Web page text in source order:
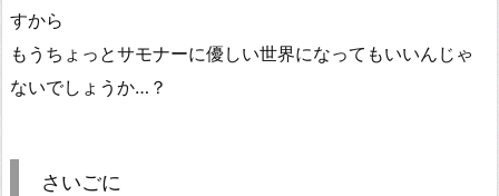
すから
もうちょっとサモナーに優しい世界になってもいいんじゃ
ないでしょうか…？
さいごに